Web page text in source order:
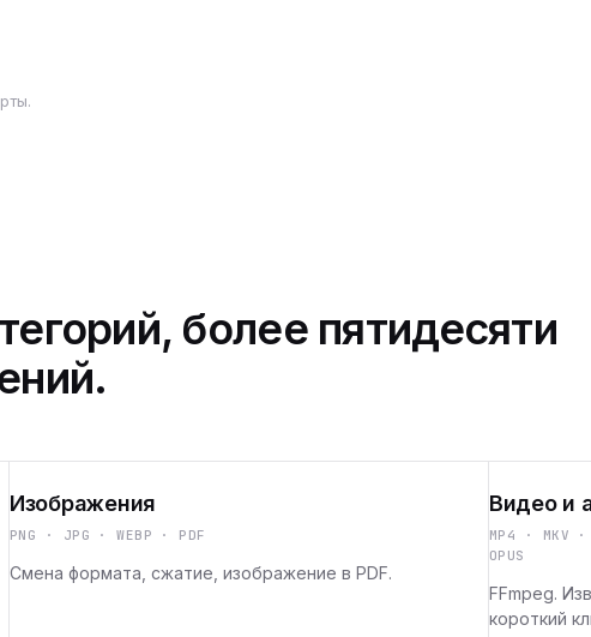
более пятидесяти
Изображения
PNG · JPG · WEBP · PDF
Смена формата, сжатие, изображение в PDF.
Видео и
MP4 · MKV
OPUS
FFmpeg.
короткий